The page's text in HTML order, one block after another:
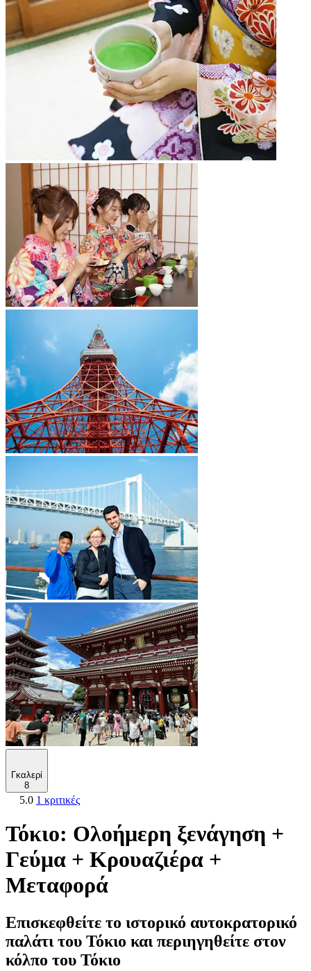
Γκαλερί
8
5.0 1 κριτικές
Τόκιο: Ολοήμερη ξενάγηση +
Γεύμα + Κρουαζιέρα +
Μεταφορά
Επισκεφθείτε το ιστορικό αυτοκρατορικό
παλάτι του Τόκιο και περιηγηθείτε στον
κόλπο του Τόκιο